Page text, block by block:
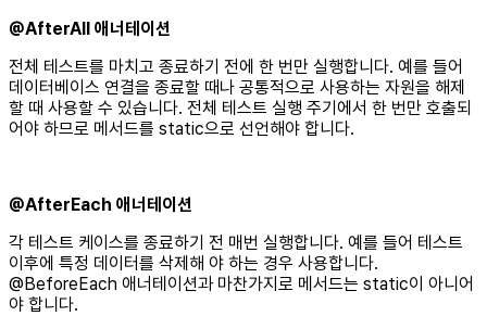
@AfterAll 애너테이션
전체 테스트를 마치고 종료하기 전에 한 번만 실행합니다. 예를 들어
데이터베이스 연결을 종료할 때나 공통적으로 사용하는 자원을 해제
할 때 사용할 수 있습니다. 전체 테스트 실행 주기에서 한 번만 호출되
어야 하므로 메서드를 static으로 선언해야 합니다.
@AfterEach 애너테이션
각 테스트 케이스를 종료하기 전 매번 실행합니다. 예를 들어 테스트
이후에 특정 데이터를 삭제해 야 하는 경우 사용합니다.
@BeforeEach 애너테이션과 마찬가지로 메서드는 static이 아니어
야 합니다.